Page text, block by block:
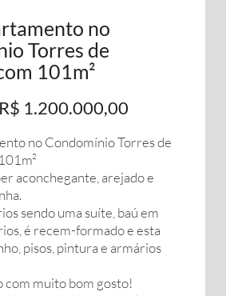
no
Torres de
101m²
1.200.000,00
no Condomínio Torres de
aconchegante, arejado e
sendo uma suíte, baú em
é recem-formado e esta
pisos, pintura e armários
com muito bom gosto!